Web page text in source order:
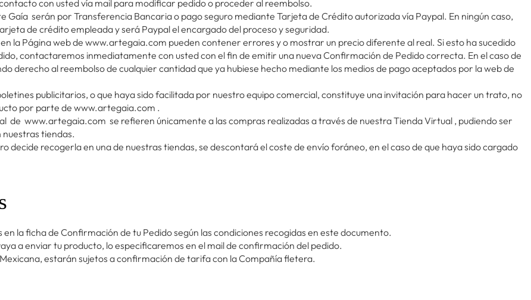
con usted vía mail para modificar pedido o proceder al reembolso.
serán por Transferencia Bancaria o pago seguro mediante Tarjeta de Crédito autorizada vía Paypal. En ningún caso,
de crédito empleada y será Paypal el encargado del proceso y seguridad.
la Página web de www.artegaia.com pueden contener errores y o mostrar un precio diferente al real. Si esto ha sucedido
contactaremos inmediatamente con usted con el fin de emitir una nueva Confirmación de Pedido correcta. En el caso de
derecho al reembolso de cualquier cantidad que ya hubiese hecho mediante los medios de pago aceptados por la web de
publicitarios, o que haya sido facilitada por nuestro equipo comercial, constituye una invitación para hacer un trato, no
por parte de www.artegaia.com .
de www.artegaia.com se refieren únicamente a las compras realizadas a través de nuestra Tienda Virtual , pudiendo ser
tiendas.
decide recogerla en una de nuestras tiendas, se descontará el coste de envío foráneo, en el caso de que haya sido cargado
la ficha de Confirmación de tu Pedido según las condiciones recogidas en este documento.
a enviar tu producto, lo especificaremos en el mail de confirmación del pedido.
estarán sujetos a confirmación de tarifa con la Compañía fletera.